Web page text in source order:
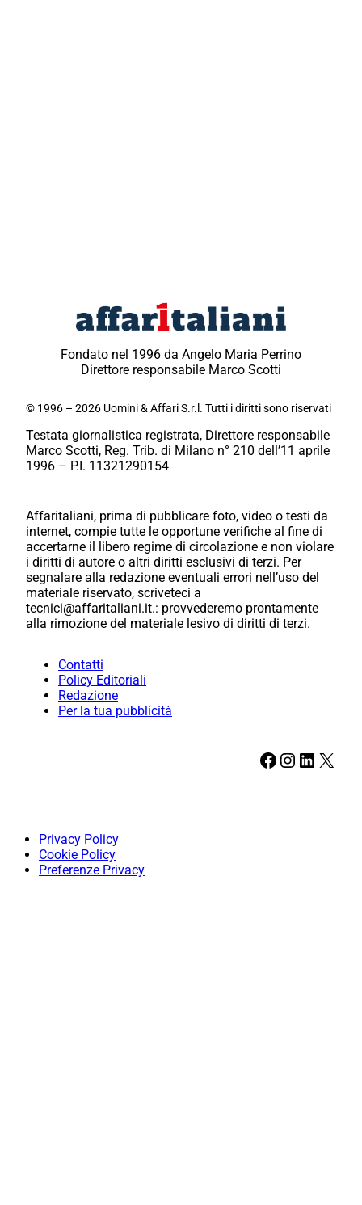
Fondato nel 1996 da Angelo Maria Perrino
Direttore responsabile Marco Scotti
© 1996 – 2026 Uomini & Affari S.r.l. Tutti i diritti sono riservati
Testata giornalistica registrata, Direttore responsabile
Marco Scotti, Reg. Trib. di Milano n° 210 dell’11 aprile
1996 – P.I. 11321290154
Affaritaliani, prima di pubblicare foto, video o testi da
internet, compie tutte le opportune verifiche al fine di
accertarne il libero regime di circolazione e non violare
i diritti di autore o altri diritti esclusivi di terzi. Per
segnalare alla redazione eventuali errori nell’uso del
materiale riservato, scriveteci a
tecnici@affaritaliani.it.: provvederemo prontamente
alla rimozione del materiale lesivo di diritti di terzi.
Contatti
Policy Editoriali
Redazione
Per la tua pubblicità
Facebook Instagram LinkedIn X
Privacy Policy
Cookie Policy
Preferenze Privacy